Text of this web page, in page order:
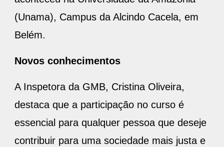
(Unama), Campus da Alcindo Cacela, em
Belém.
Novos conhecimentos
A Inspetora da GMB, Cristina Oliveira,
destaca que a participação no curso é
essencial para qualquer pessoa que deseje
contribuir para uma sociedade mais justa e